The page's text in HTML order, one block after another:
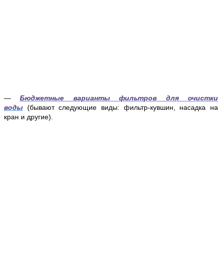
—Бюджетные варианты фильтров для очистки
воды (бывают следующие виды: фильтр-кувшин, насадка на
кран и другие).